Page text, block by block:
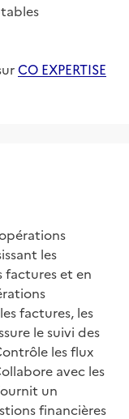
CO EXPERTISE
les
factures et en
factures, les
le suivi des
les flux
avec les
un
financières